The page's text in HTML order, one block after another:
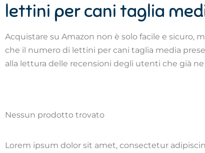
lettini per cani taglia
Acquistare su Amazon non è solo facile e
che il numero di lettini per cani taglia media
alla lettura delle recensioni degli utenti che già
Nessun prodotto trovato
Lorem ipsum dolor sit amet, consectetur